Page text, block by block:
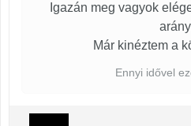
Igazán meg vagyok
Már kinéztem a
Ennyi idővel